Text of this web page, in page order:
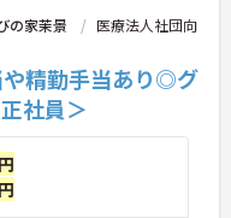
の家茉景
医療法人社団向
や精勤手当あり◎グ
社員＞